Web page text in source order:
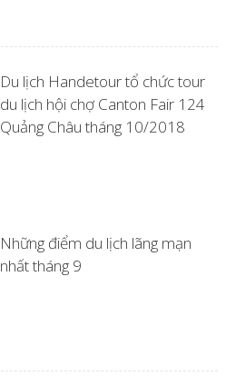
Du lịch Handetour tổ chức tour
du lịch hội chợ Canton Fair 124
Quảng Châu tháng 10/2018
Những điểm du lịch lãng mạn
nhất tháng 9